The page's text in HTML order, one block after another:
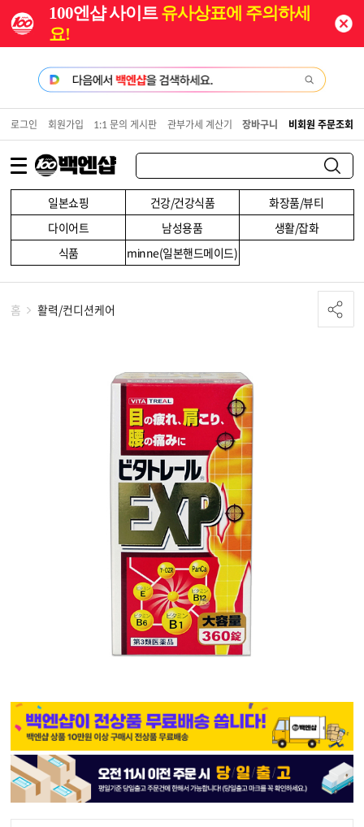
100엔샵 사이트유사상표에 주의하세
요!
일본쇼핑 건강/건강식품
화장품/뷰티
다이어트
남성용품
생활/잡화
식품
minne(일본핸드메이드)
로그인 회원가입 1:1 문의 게시판 관부가세 계산기 장바구니 비회원 주문조회
홈 활력/컨디션케어